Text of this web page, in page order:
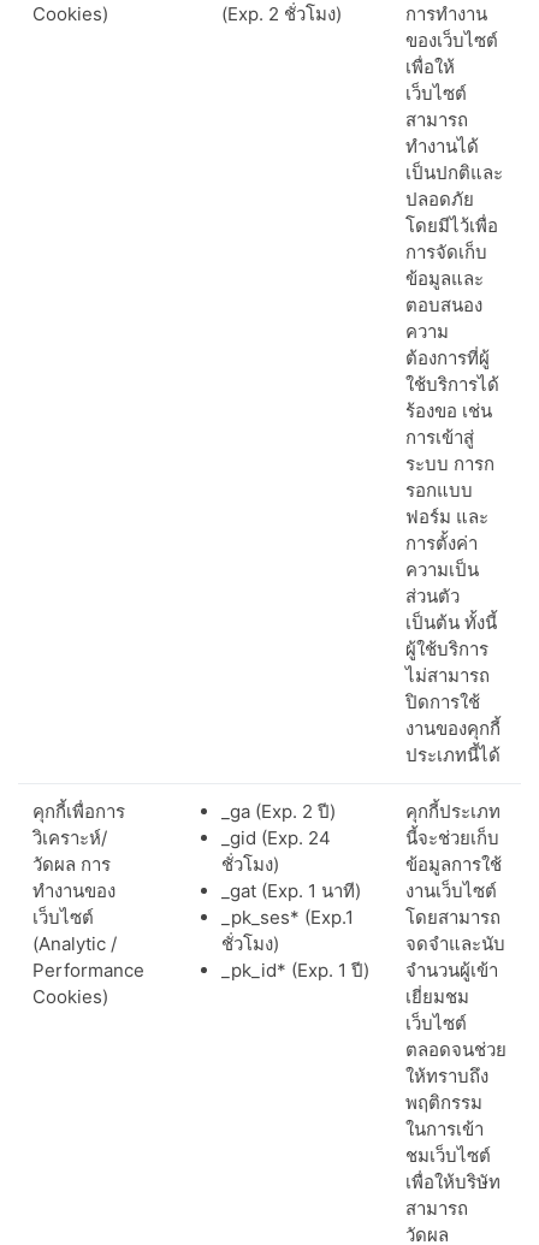
Cookies)
(Exp. 2 ชั่วโมง)
การทำงาน
ของเว็บไซต์
เพื่อให้
เว็บไซต์
สามารถ
ทำงานได้
เป็นปกติและ
ปลอดภัย
โดยมีไว้เพื่อ
การจัดเก็บ
ข้อมูลและ
ตอบสนอง
ความ
ต้องการที่ผู้
ใช้บริการได้
ร้องขอ เช่น
การเข้าสู่
ระบบ การก
รอกแบบ
ฟอร์ม และ
การตั้งค่า
ความเป็น
ส่วนตัว
เป็นต้น ทั้งนี้
ผู้ใช้บริการ
ไม่สามารถ
ปิดการใช้
งานของคุกกี้
ประเภทนี้ได้
คุกกี้เพื่อการ
วิเคราะห์/
วัดผล การ
ทำงานของ
เว็บไซต์
(Analytic /
Performance
Cookies)
_ga (Exp. 2 ปี)
_gid (Exp. 24
ชั่วโมง)
_gat (Exp. 1 นาที)
_pk_ses* (Exp.1
ชั่วโมง)
_pk_id* (Exp. 1 ปี)
คุกกี้ประเภท
นี้จะช่วยเก็บ
ข้อมูลการใช้
งานเว็บไซต์
โดยสามารถ
จดจำและนับ
จำนวนผู้เข้า
เยี่ยมชม
เว็บไซต์
ตลอดจนช่วย
ให้ทราบถึง
พฤติกรรม
ในการเข้า
ชมเว็บไซต์
เพื่อให้บริษัท
สามารถ
วัดผล